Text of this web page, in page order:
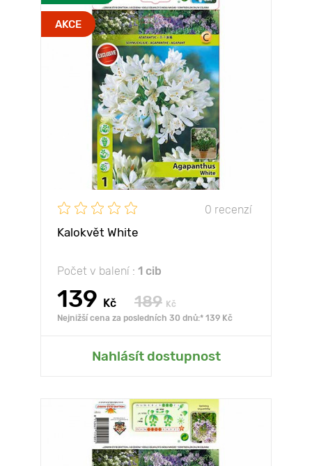
AKCE
0 recenzí
Kalokvět White
Počet v balení : 1 cib
139 Kč 189 Kč
Nejnižší cena za posledních 30 dnů:* 139 Kč
Nahlásít dostupnost